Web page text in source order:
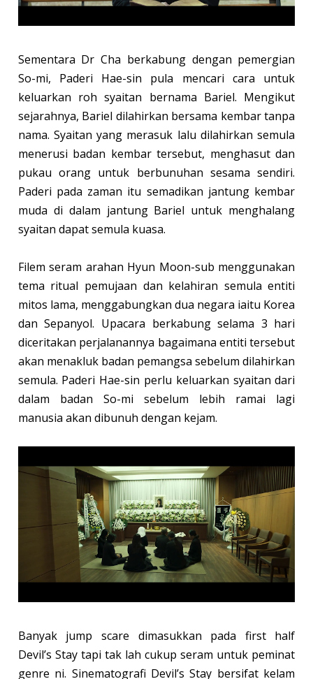
Sementara Dr Cha berkabung dengan pemergian
So-mi, Paderi Hae-sin pula mencari cara untuk
keluarkan roh syaitan bernama Bariel. Mengikut
sejarahnya, Bariel dilahirkan bersama kembar tanpa
nama. Syaitan yang merasuk lalu dilahirkan semula
menerusi badan kembar tersebut, menghasut dan
pukau orang untuk berbunuhan sesama sendiri.
Paderi pada zaman itu semadikan jantung kembar
muda di dalam jantung Bariel untuk menghalang
syaitan dapat semula kuasa.
Filem seram arahan Hyun Moon-sub menggunakan
tema ritual pemujaan dan kelahiran semula entiti
mitos lama, menggabungkan dua negara iaitu Korea
dan Sepanyol. Upacara berkabung selama 3 hari
diceritakan perjalanannya bagaimana entiti tersebut
akan menakluk badan pemangsa sebelum dilahirkan
semula. Paderi Hae-sin perlu keluarkan syaitan dari
dalam badan So-mi sebelum lebih ramai lagi
manusia akan dibunuh dengan kejam.
Banyak jump scare dimasukkan pada first half
Devil’s Stay tapi tak lah cukup seram untuk peminat
genre ni. Sinematografi Devil’s Stay bersifat kelam